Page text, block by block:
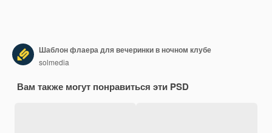
Шаблон флаера для вечеринки в ночном клубе
solmedia
Вам также могут понравиться эти PSD